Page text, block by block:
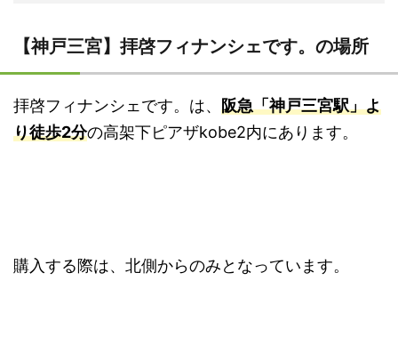
【神戸三宮】拝啓フィナンシェです。の場所
拝啓フィナンシェです。は、 阪急「神戸三宮駅」よ
り徒歩2分の高架下ピアザkobe2内にあります。
購入する際は、北側からのみとなっています。